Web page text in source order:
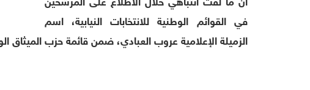
في القوائم الوطنية للانتخابات النيابية، اسم
الزميلة الإعلامية عروب العبادي، ضمن قائمة حزب الميثاق